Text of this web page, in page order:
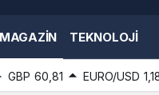
MAGAZIN TEKNOLOJI
GBP 60,81 EURO/USD